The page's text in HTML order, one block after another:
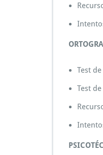
Test
Test